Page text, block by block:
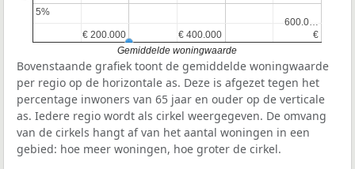
€ 200.000
€ 200.000 € 400.000
€ 400.000 €
€
600.0…
600.0…
5%
5%
Gemiddelde woningwaarde
Bovenstaande grafiek toont de gemiddelde woningwaarde
per regio op de horizontale as. Deze is afgezet tegen het
percentage inwoners van 65 jaar en ouder op de verticale
as. Iedere regio wordt als cirkel weergegeven. De omvang
van de cirkels hangt af van het aantal woningen in een
gebied: hoe meer woningen, hoe groter de cirkel.